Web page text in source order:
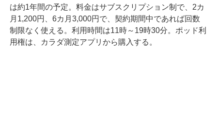
は約1年間の予定。料金はサブスクリプション制で、2カ
月1,200円、6カ月3,000円で、契約期間中であれば回数
制限なく使える。利用時間は11時～19時30分。ポッド利
用権は、カラダ測定アプリから購入する。